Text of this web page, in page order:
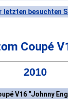
letzten besuchten
Coupé
2010
V16 "Johnny